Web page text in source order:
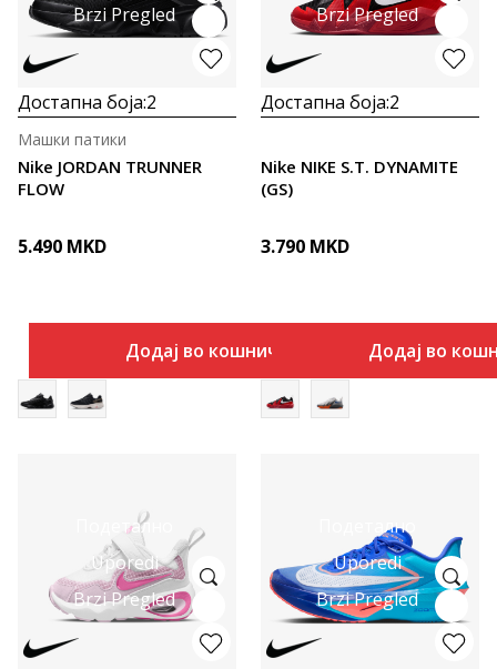
Brzi Pregled
Достапна боја:2
Nike JORDAN TRUNNER
FLOW
Машки патики
5.490 MKD
Додај во кошничка
Brzi Pregled
Достапна боја:2
Nike NIKE S.T. DYNAMITE
(GS)
3.790 MKD
Додај во
Подетално
Uporedi
Brzi Pregled
Подетално
Uporedi
Brzi Pregled